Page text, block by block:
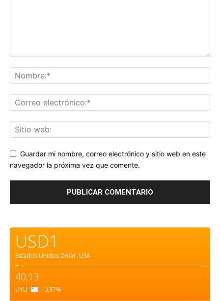
Guardar mi nombre, correo electrónico y sitio web en este
navegador la próxima vez que comente.
USD1
Estados Unidos Dólar. USA
=
40,13
UYU –0,37%